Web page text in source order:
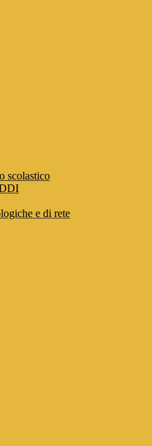
scolastico
e di rete